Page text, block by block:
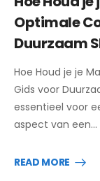
Optimale
Duurzaam
Hoe Houd je je
Gids voor
essentieel voor
aspect van een…
READ MORE